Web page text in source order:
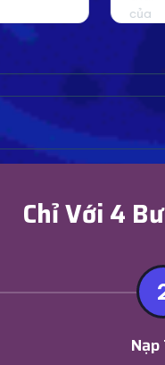
Chỉ Với 4